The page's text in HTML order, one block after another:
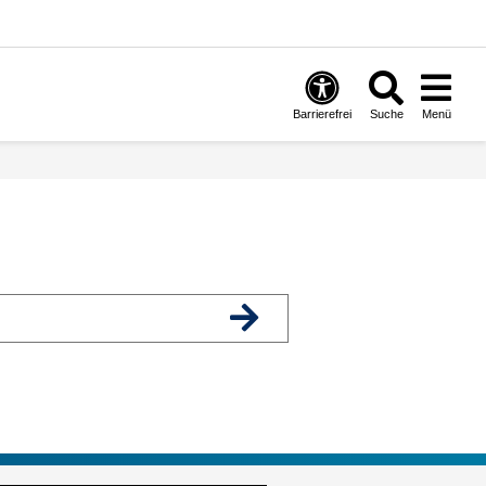
Barrierefrei Suche Menü